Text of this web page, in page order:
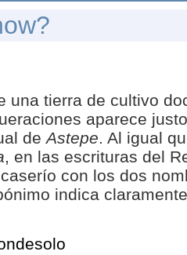
una tierra de cultivo
aparece
deAstepe. Al igual
, en las escrituras del
con los dos
indica